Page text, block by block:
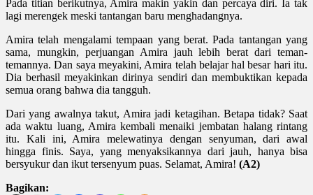
Pada titian berikutnya, Amira makin yakin dan percaya diri. Ia tak
lagi merengek meski tantangan baru menghadangnya.
Amira telah mengalami tempaan yang berat. Pada tantangan yang
sama, mungkin, perjuangan Amira jauh lebih berat dari teman-
temannya. Dan saya meyakini, Amira telah belajar hal besar hari itu.
Dia berhasil meyakinkan dirinya sendiri dan membuktikan kepada
semua orang bahwa dia tangguh.
Dari yang awalnya takut, Amira jadi ketagihan. Betapa tidak? Saat
ada waktu luang, Amira kembali menaiki jembatan halang rintang
itu. Kali ini, Amira melewatinya dengan senyuman, dari awal
hingga finis. Saya, yang menyaksikannya dari jauh, hanya bisa
bersyukur dan ikut tersenyum puas. Selamat, Amira! (A2)
Bagikan: